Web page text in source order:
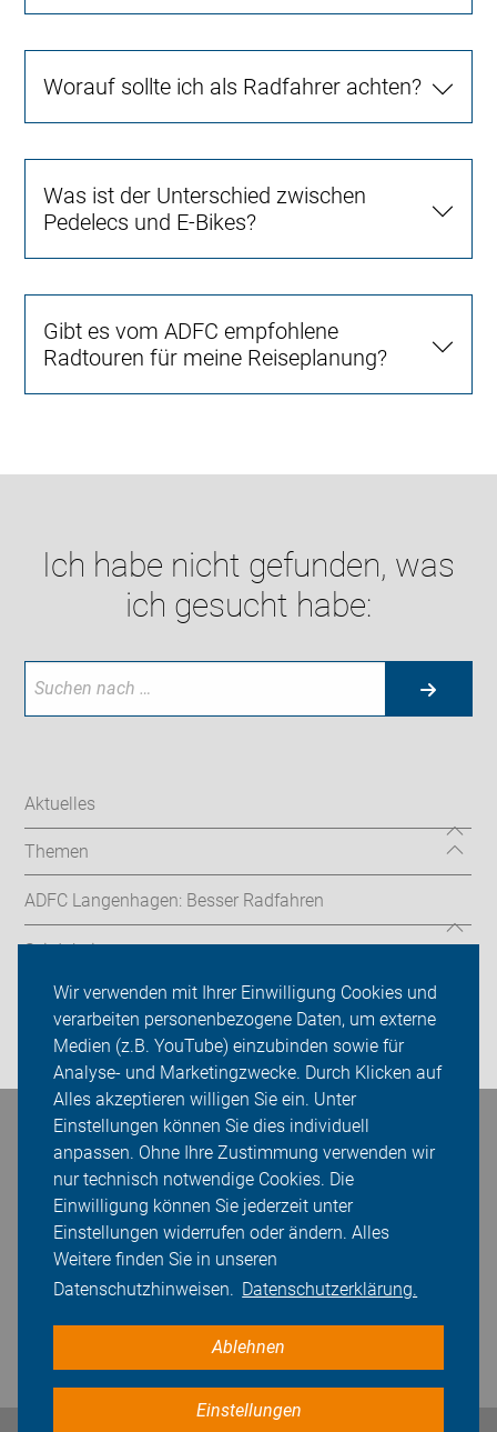
Wir verwenden mit Ihrer Einwilligung Cookies und
verarbeiten personenbezogene Daten, um externe
Medien (z.B. YouTube) einzubinden sowie für
Analyse- und Marketingzwecke. Durch Klicken auf
Alles akzeptieren willigen Sie ein. Unter
Einstellungen können Sie dies individuell
anpassen. Ohne Ihre Zustimmung verwenden wir
nur technisch notwendige Cookies. Die
Einwilligung können Sie jederzeit unter
Einstellungen widerrufen oder ändern. Alles
Weitere finden Sie in unseren
Datenschutzhinweisen. Datenschutzerklärung.
Ablehnen
Einstellungen
Worauf sollte ich als Radfahrer achten?
Was ist der Unterschied zwischen
Pedelecs und E-Bikes?
Gibt es vom ADFC empfohlene
Radtouren für meine Reiseplanung?
Ich habe nicht gefunden, was
ich gesucht habe:
Aktuelles
Themen
ADFC Langenhagen: Besser Radfahren
Sei dabei
Presse
Login
Bleiben Sie in Kontakt